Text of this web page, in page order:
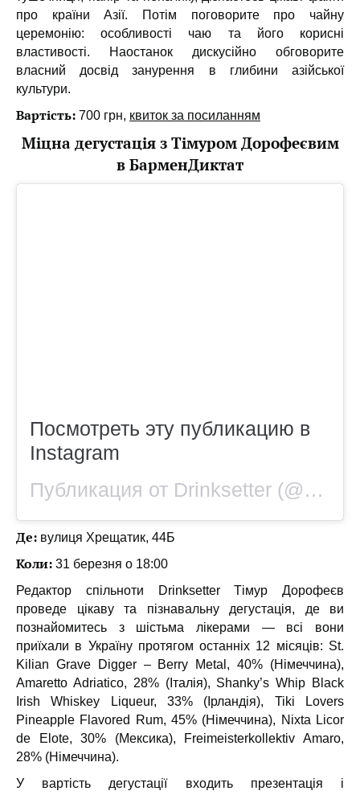
про країни Азії. Потім поговорите про чайну
церемонію: особливості чаю та його корисні
властивості. Наостанок дискусійно обговорите
власний досвід занурення в глибини азійської
культури.
Вартість: 700 грн, квиток за посиланням
Міцна дегустація з Тімуром Дорофеєвим
в БарменДиктат
Посмотреть эту публикацию в
Instagram
Публикация от Drinksetter (@drinksetterua)
Де: вулиця Хрещатик, 44Б
Коли: 31 березня о 18:00
Редактор спільноти Drinksetter Тімур Дорофеєв
проведе цікаву та пізнавальну дегустація, де ви
познайомитесь з шістьма лікерами — всі вони
приїхали в Україну протягом останніх 12 місяців: St.
Kilian Grave Digger – Berry Metal, 40% (Німеччина),
Amaretto Adriatico, 28% (Італія), Shanky’s Whip Black
Irish Whiskey Liqueur, 33% (Ірландія), Tiki Lovers
Pineapple Flavored Rum, 45% (Німеччина), Nixta Licor
de Elote, 30% (Мексика), Freimeisterkollektiv Amaro,
28% (Німеччина).
У вартість дегустації входить презентація і